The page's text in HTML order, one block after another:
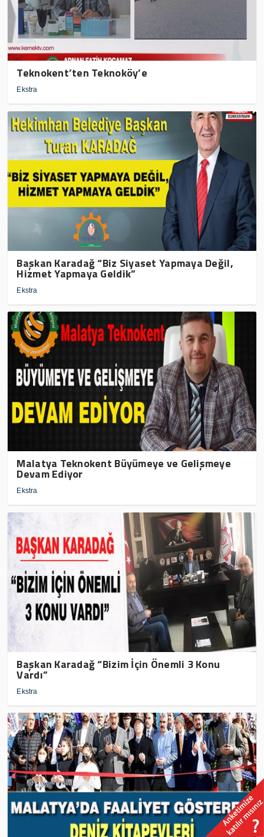
Teknokent’ten Teknoköy’e
Ekstra
Başkan Karadağ “Biz Siyaset Yapmaya Değil,
Hizmet Yapmaya Geldik”
Ekstra
Malatya Teknokent Büyümeye ve Gelişmeye
Devam Ediyor
Ekstra
Başkan Karadağ “Bizim İçin Önemli 3 Konu
Vardı”
Ekstra